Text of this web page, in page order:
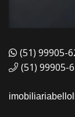
(51) 99905-
(51) 99905-